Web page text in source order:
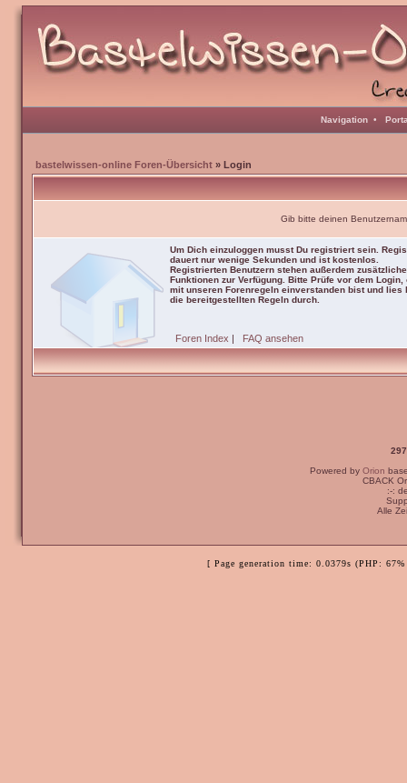
Navigation •
bastelwissen-online Foren-Übersicht » Login
Gib bitte deinen
Um Dich einzuloggen musst Du registriert sein.
dauert nur wenige Sekunden und ist kostenlos.
Registrierten Benutzern stehen außerdem zusätzliche
Funktionen zur Verfügung. Bitte Prüfe vor dem Login,
mit unseren Forenregeln einverstanden bist und lies
die bereitgestellten Regeln durch.
Foren Index | FAQ ansehen
Powered by Orion
CBACK
:-:
Alle
[ Page generation time: 0.0379s (PHP: